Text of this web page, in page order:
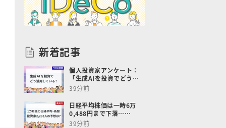
新着記事
個人投資家アンケート：
「生成AIを投資でどう…
39分前
日経平均株価は一時6万
0,488円まで下落……
39分前